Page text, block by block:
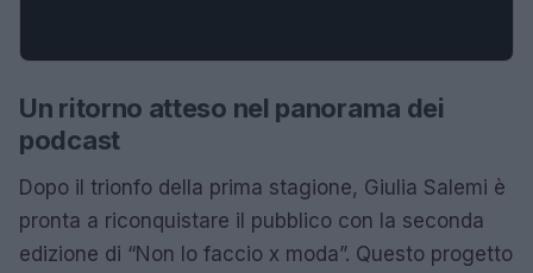
Un ritorno atteso nel panorama dei
podcast
Dopo il trionfo della prima stagione, Giulia Salemi è
pronta a riconquistare il pubblico con la seconda
edizione di “Non lo faccio x moda”. Questo progetto